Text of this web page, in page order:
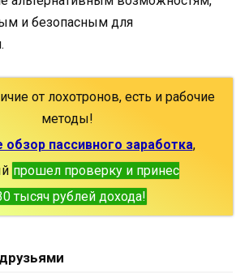
и безопасным для
от лохотронов, есть и рабочие
методы!
обзор пассивного заработка,
прошел проверку и принес
тысяч рублей дохода!